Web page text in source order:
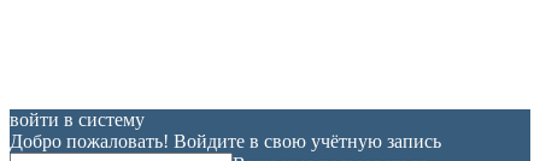
войти в систему
Добро пожаловать! Войдите в свою учётную запись